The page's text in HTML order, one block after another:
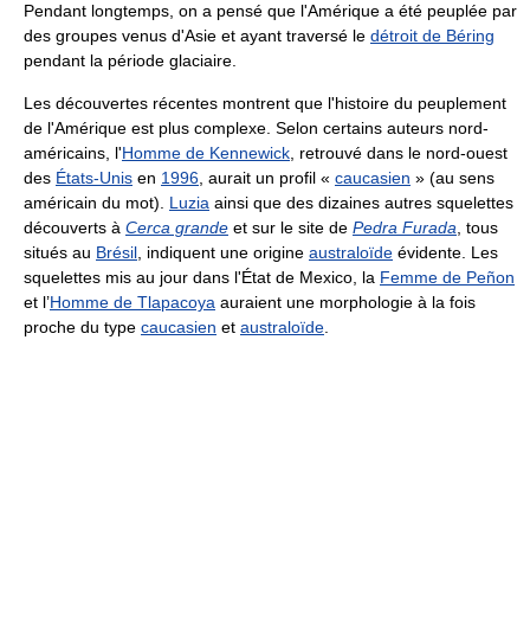
Pendant longtemps, on a pensé que l'Amérique a été peuplée par
des groupes venus d'Asie et ayant traversé le détroit de Béring
pendant la période glaciaire.
Les découvertes récentes montrent que l'histoire du peuplement
de l'Amérique est plus complexe. Selon certains auteurs nord-
américains, l'Homme de Kennewick , retrouvé dans le nord-ouest
des États-Unis en 1996 , aurait un profil « caucasien » (au sens
américain du mot). Luzia ainsi que des dizaines autres squelettes
découverts à Cerca grande et sur le site de Pedra Furada , tous
situés au Brésil , indiquent une origine australoïde évidente. Les
squelettes mis au jour dans l'État de Mexico, la Femme de Peñon
et l’Homme de Tlapacoya auraient une morphologie à la fois
proche du type caucasien et australoïde